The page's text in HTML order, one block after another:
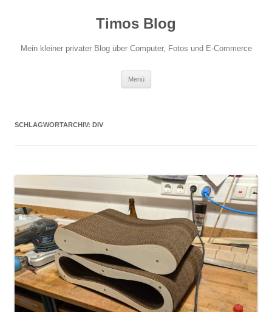
Timos Blog
Mein kleiner privater Blog über Computer, Fotos und E-Commerce
Menü
SCHLAGWORTARCHIV: DIV